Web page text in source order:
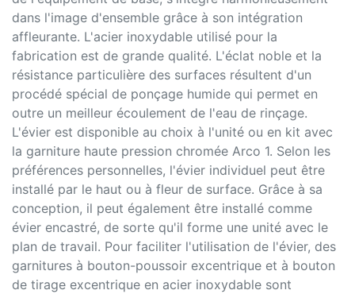
dans l'image d'ensemble grâce à son intégration
affleurante. L'acier inoxydable utilisé pour la
fabrication est de grande qualité. L'éclat noble et la
résistance particulière des surfaces résultent d'un
procédé spécial de ponçage humide qui permet en
outre un meilleur écoulement de l'eau de rinçage.
L'évier est disponible au choix à l'unité ou en kit avec
la garniture haute pression chromée Arco 1. Selon les
préférences personnelles, l'évier individuel peut être
installé par le haut ou à fleur de surface. Grâce à sa
conception, il peut également être installé comme
évier encastré, de sorte qu'il forme une unité avec le
plan de travail. Pour faciliter l'utilisation de l'évier, des
garnitures à bouton-poussoir excentrique et à bouton
de tirage excentrique en acier inoxydable sont